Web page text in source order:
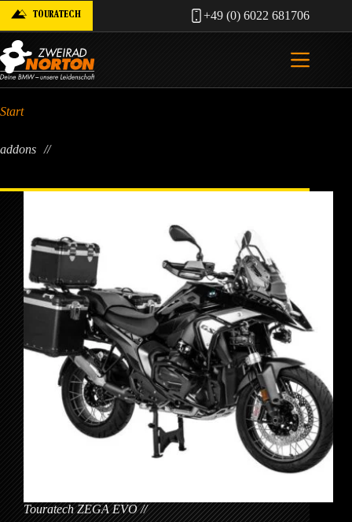
Inhalt
springen
TOURATECH +49 (0) 6022 681706
Start
addons
Touratech ZEGA EVO